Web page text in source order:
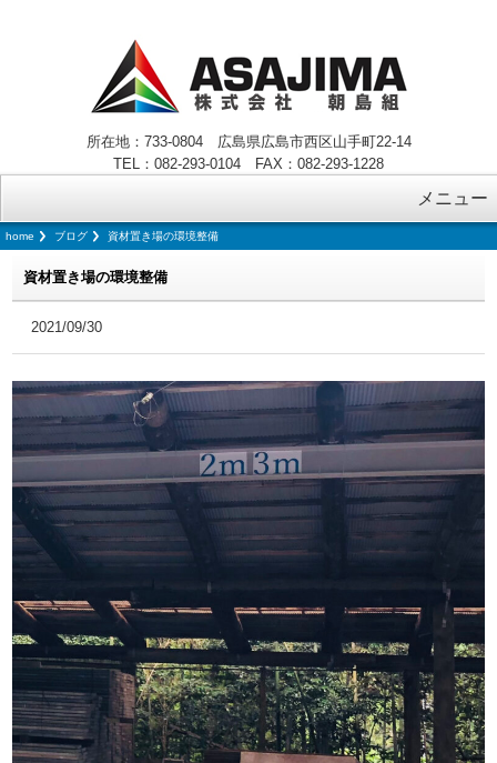
所在地：733-0804 広島県広島市西区山手町22-14
TEL：082-293-0104 FAX：082-293-1228
メニュー
home ブログ 資材置き場の環境整備
資材置き場の環境整備
2021/09/30